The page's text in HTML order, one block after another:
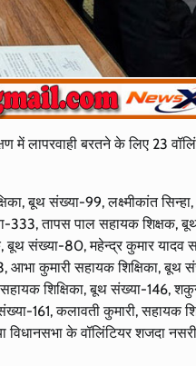
में लापरवाही बरतने के लिए 23
बूथ संख्या-99, लक्ष्मीकांत
333, तापस पाल सहायक शिक्षक,
बूथ संख्या-80, महेन्द्र कुमार यादव
आभा कुमारी सहायक शिक्षिका, बूथ
शिक्षिका, बूथ संख्या-146,
161, कलावती कुमारी, सहायक
विधानसभा के वॉलिंटियर शजदा